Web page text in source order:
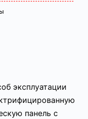
эксплуатации
панель с